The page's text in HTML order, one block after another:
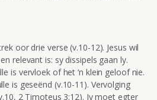
oor drie verse (v.10-12). Jesus wil
relevant is: sy dissipels gaan ly.
is vervloek of het ‘n klein geloof nie.
is geseënd (v.10-11). Vervolging
2 Timoteus 3:12). Jy moet egter